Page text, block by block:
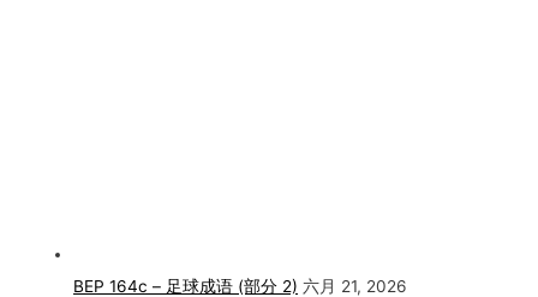
BEP 164c – 足球成语 (部分 2) 六月 21, 2026